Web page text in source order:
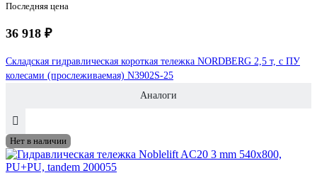
Последняя цена
36 918 ₽
Складская гидравлическая короткая тележка NORDBERG 2,5 т, с ПУ
колесами (прослеживаемая) N3902S-25
Аналоги
Нет в наличии